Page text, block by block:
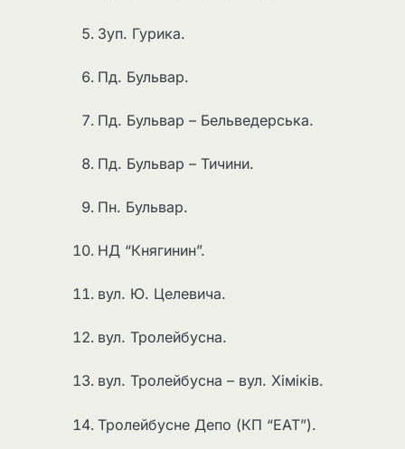
Зуп. Гурика.
Пд. Бульвар.
Пд. Бульвар – Бельведерська.
Пд. Бульвар – Тичини.
Пн. Бульвар.
НД “Княгинин”.
вул. Ю. Целевича.
вул. Тролейбусна.
вул. Тролейбусна – вул. Хіміків.
Тролейбусне Депо (КП “ЕАТ”).